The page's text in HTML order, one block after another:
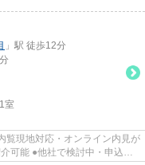
」駅 徒歩12分
1室
覧現地対応・オンライン内見が
可能 ●他社で検討中・申込み